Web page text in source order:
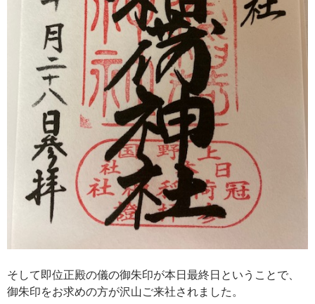
そして即位正殿の儀の御朱印が本日最終日ということで、
御朱印をお求めの方が沢山ご来社されました。